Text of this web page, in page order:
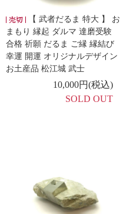
【 武者だるま 特大 】 お
まもり 縁起 ダルマ 達磨受験
合格 祈願 だるま ご縁 縁結び
幸運 開運 オリジナルデザイン
お土産品 松江城 武士
10,000円(税込)
SOLD OUT